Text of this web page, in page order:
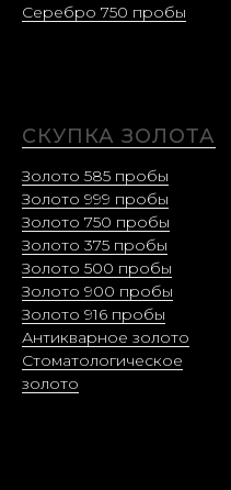
Серебро 750 пробы
СКУПКА ЗОЛОТА
Золото 585 пробы
Золото 999 пробы
Золото 750 пробы
Золото 375 пробы
Золото 500 пробы
Золото 900 пробы
Золото 916 пробы
Антикварное золото
Стоматологическое
золото